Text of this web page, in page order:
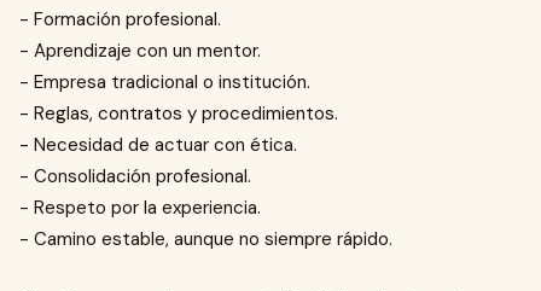
- Formación profesional.
- Aprendizaje con un mentor.
- Empresa tradicional o institución.
- Reglas, contratos y procedimientos.
- Necesidad de actuar con ética.
- Consolidación profesional.
- Respeto por la experiencia.
- Camino estable, aunque no siempre rápido.